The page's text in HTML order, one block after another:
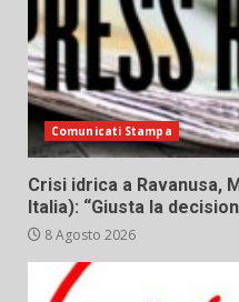
Comunicati Stampa
Crisi idrica a Ravanusa,
Italia): “Giusta la
8 Agosto 2026